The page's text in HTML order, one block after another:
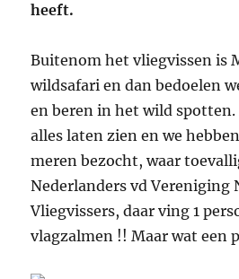
heeft.
Buitenom het vliegvissen is
wildsafari en dan bedoelen
en beren in het wild
alles laten zien en we
meren bezocht, waar
Nederlanders vd Vereniging
Vliegvissers, daar ving 1
vlagzalmen !! Maar wat een